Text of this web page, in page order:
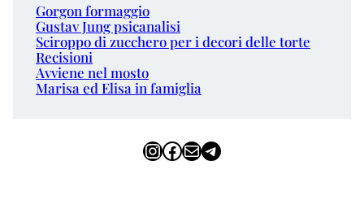
Gorgon formaggio
Gustav Jung psicanalisi
Sciroppo di zucchero per i decori delle torte
Recisioni
Avviene nel mosto
Marisa ed Elisa in famiglia
InstagramFacebook Email Telegram